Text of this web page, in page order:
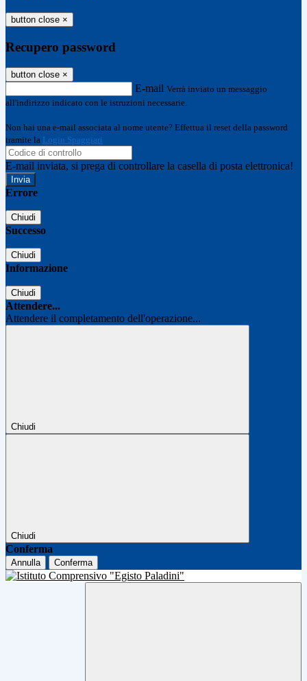
button close ×
Recupero password
button close ×
E-mail Verrà inviato un messaggio
all'indirizzo indicato con le istruzioni necessarie.
Non hai una e-mail associata al nome utente? Effettua il reset della password
tramite la Login Spaggiari
E-mail inviata, si prega di controllare la casella di posta elettronica!
Errore
Chiudi
Successo
Chiudi
Informazione
Chiudi
Attendere...
Attendere il completamento dell'operazione...
Chiudi
Chiudi
Conferma
Annulla Conferma